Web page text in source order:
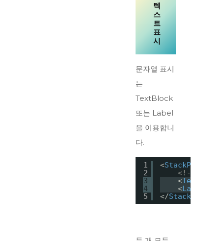
텍
스
트
표
시
문자열 표시
는
TextBlock
또는 Label
을 이용합니
다.
1
2
3
4
5
<StackPanel
<!--문자
<
<Label
</StackPanel